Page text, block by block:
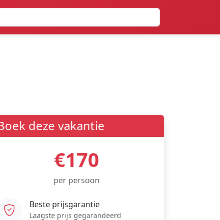
deze vakantie
€170
per persoon
Beste prijsgarantie
Laagste prijs gegarandeerd